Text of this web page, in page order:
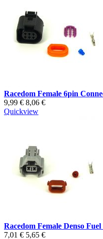
Racedom Female 6pin
9,99 € 8,06 €
Quickview
Racedom Female Denso
7,01 € 5,65 €